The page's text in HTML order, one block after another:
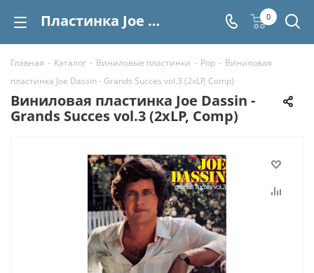
Пластинка Joe Dassin - Grands Succes vol.3 (2xLP, Comp) купить | Интернет-магазин СтереоВинил 0
Главная - Каталог - Виниловые пластинки - Pop - Виниловая
пластинка Joe Dassin - Grands Succes vol.3 (2xLP, Comp)
Виниловая пластинка Joe Dassin -
Grands Succes vol.3 (2xLP, Comp)